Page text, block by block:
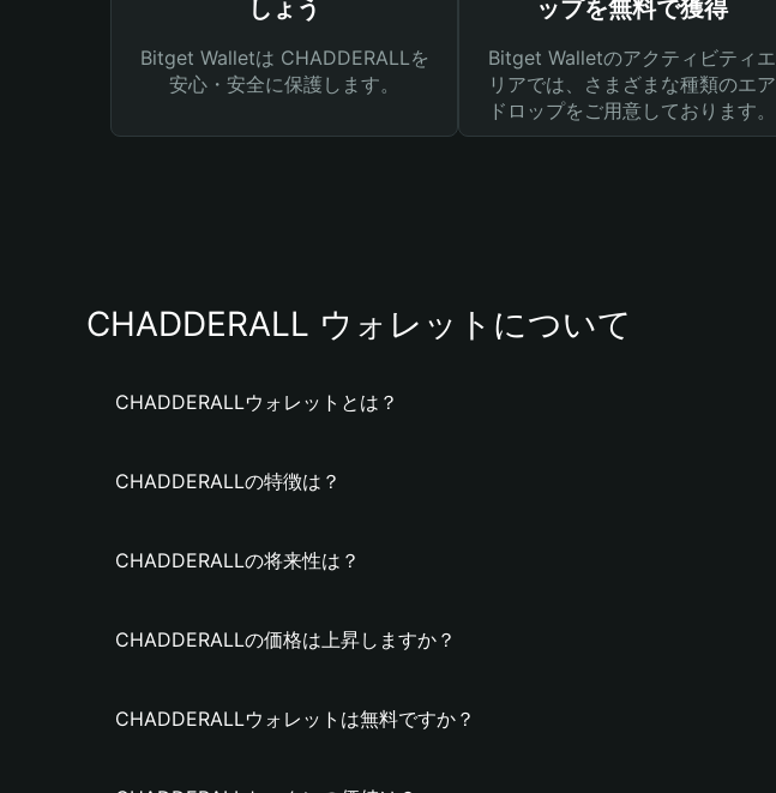
しょう
Bitget Walletは CHADDERALLを
安心・安全に保護します。
ップを無料で獲得
Bitget Walletのアクティビティエ
リアでは、さまざまな種類のエア
ドロップをご用意しております。
CHADDERALL ウォレットについて
CHADDERALLウォレットとは？
CHADDERALLの特徴は？
CHADDERALLの将来性は？
CHADDERALLの価格は上昇しますか？
CHADDERALLウォレットは無料ですか？